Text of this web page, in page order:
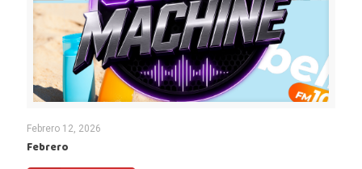
Febrero 12, 2026
Febrero